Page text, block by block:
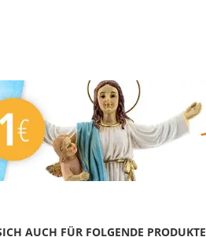
AUCH FÜR FOLGENDE PRODUKTE